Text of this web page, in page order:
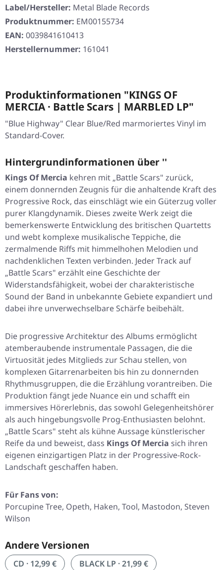
Label/Hersteller: Metal Blade Records
Produktnummer: EM00155734
EAN: 0039841610413
Herstellernummer: 161041
Produktinformationen "KINGS OF
MERCIA · Battle Scars | MARBLED LP"
"Blue Highway" Clear Blue/Red marmoriertes Vinyl im
Standard-Cover.
Hintergrundinformationen über ''
Kings Of Mercia kehren mit „Battle Scars" zurück,
einem donnernden Zeugnis für die anhaltende Kraft des
Progressive Rock, das einschlägt wie ein Güterzug voller
purer Klangdynamik. Dieses zweite Werk zeigt die
bemerkenswerte Entwicklung des britischen Quartetts
und webt komplexe musikalische Teppiche, die
zermalmende Riffs mit himmelhohen Melodien und
nachdenklichen Texten verbinden. Jeder Track auf
„Battle Scars" erzählt eine Geschichte der
Widerstandsfähigkeit, wobei der charakteristische
Sound der Band in unbekannte Gebiete expandiert und
dabei ihre unverwechselbare Schärfe beibehält.
Die progressive Architektur des Albums ermöglicht
atemberaubende instrumentale Passagen, die die
Virtuosität jedes Mitglieds zur Schau stellen, von
komplexen Gitarrenarbeiten bis hin zu donnernden
Rhythmusgruppen, die die Erzählung vorantreiben. Die
Produktion fängt jede Nuance ein und schafft ein
immersives Hörerlebnis, das sowohl Gelegenheitshörer
als auch hingebungsvolle Prog-Enthusiasten belohnt.
„Battle Scars" steht als kühne Aussage künstlerischer
Reife da und beweist, dass Kings Of Mercia sich ihren
eigenen einzigartigen Platz in der Progressive-Rock-
Landschaft geschaffen haben.
Für Fans von:
Porcupine Tree, Opeth, Haken, Tool, Mastodon, Steven
Wilson
Andere Versionen
CD · 12,99 € BLACK LP · 21,99 €